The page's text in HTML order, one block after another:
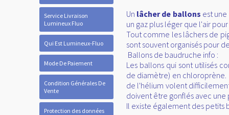
Service Livraison
Lumineux Fluo
Qui Est Lumineux-Fluo
Mode De Paiement
Condition Générales De
Vente
Protection des données
Un lâcher de ballons est
un gaz plus léger que l'air
Tout comme les lâchers de
sont souvent organisés pour
Ballons de baudruche info :
Les ballons qui sont utilisés
de diamètre) en chloroprène.
de l'hélium volent
doivent être gonflés avec
Il existe également des petits